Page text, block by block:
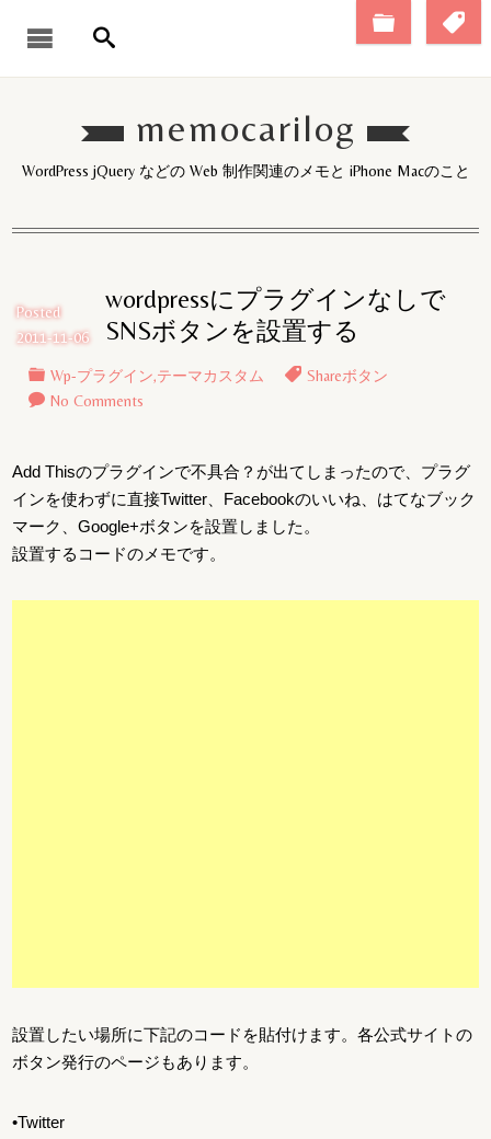
memocarilog
WordPress jQuery などの Web 制作関連のメモと iPhone Macのこと
wordpressにプラグインなしで
SNSボタンを設置する
Wp-プラグイン,テーマカスタム
Shareボタン
No Comments
Posted
2011-11-06
Add Thisのプラグインで不具合？が出てしまったので、プラグ
インを使わずに直接Twitter、Facebookのいいね、はてなブック
マーク、Google+ボタンを設置しました。
設置するコードのメモです。
設置したい場所に下記のコードを貼付けます。各公式サイトの
ボタン発行のページもあります。
•Twitter